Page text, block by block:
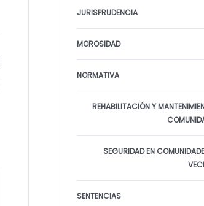
JURISPRUDENCIA
MOROSIDAD
NORMATIVA
REHABILITACIÓN Y
SEGURIDAD EN
SENTENCIAS